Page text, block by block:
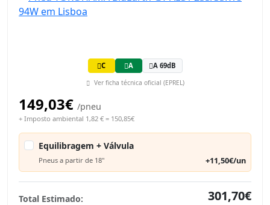
C A A 69dB
Ver ficha técnica oficial (EPREL)
149,03€ /pneu
+ Imposto ambiental 1,82 € = 150,85€
Equilibragem + Válvula
Pneus a partir de 18" +11,50€/un
Total Estimado:
301,70€